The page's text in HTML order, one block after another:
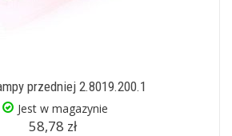
przedniej 2.8019.200.1
Jest w magazynie
58,78 zł